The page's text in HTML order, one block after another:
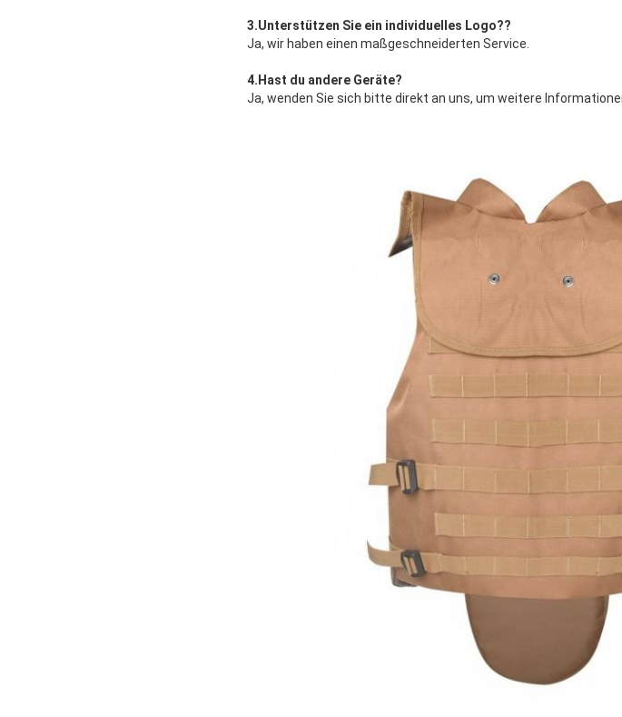
3.Unterstützen Sie ein individuelles Logo??
Ja, wir haben einen maßgeschneiderten Service.
4. Hast du andere Geräte?
Ja, wenden Sie sich bitte direkt an uns, um weitere